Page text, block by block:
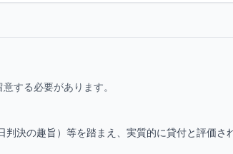
する必要があります。
決の趣旨）等を踏まえ、実質的に貸付と評価さ